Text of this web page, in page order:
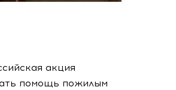
акция
помощь пожилым